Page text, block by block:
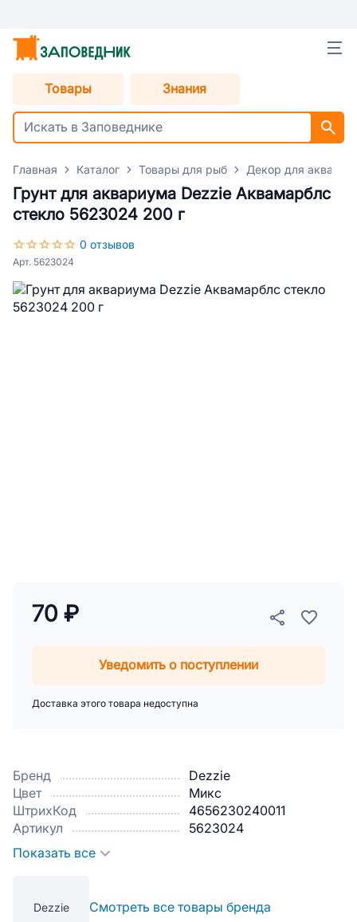
Товары Знания
Главная Каталог Товары для рыб Декор для
Грунт для аквариума Dezzie Аквамарблс
стекло 5623024 200 г
0 отзывов
Арт. 5623024
Бренд
Dezzie
Цвет
Микс
ШтрихКод
4656230240011
Артикул
5623024
Показать все
Dezzie Смотреть все товары бренда
70 ₽
Уведомить о поступлении
Доставка этого товара недоступна